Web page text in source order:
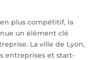
plus compétitif, la
un élément clé
La ville de Lyon,
entreprises et start-